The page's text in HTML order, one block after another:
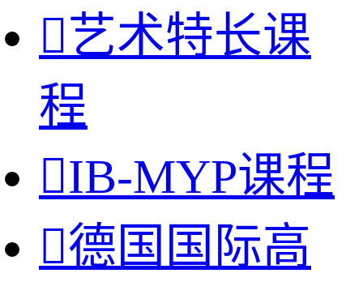
艺术特长课
程
IB-MYP课程
德国国际高